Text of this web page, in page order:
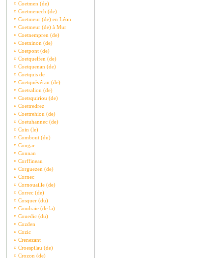
¤ Coetmen (de)
¤ Coetmenech (de)
¤ Coetmeur (de) en Léon
¤ Coetmeur (de) à Mur
¤ Coetnempren (de)
¤ Coetninon (de)
¤ Coetpont (de)
¤ Coetquelfen (de)
¤ Coetquenan (de)
¤ Coetquis de
¤ Coetquévéran (de)
¤ Coetsaliou (de)
¤ Coetsquiriou (de)
¤ Coettredrez
¤ Coettrehiou (de)
¤ Coetuhannec (de)
¤ Coin (le)
¤ Combout (du)
¤ Congar
¤ Connan
¤ Corffineau
¤ Corguezen (de)
¤ Cornec
¤ Cornouaille (de)
¤ Correc (de)
¤ Cosquer (du)
¤ Coudraie (de la)
¤ Couedic (du)
¤ Cozden
¤ Cozic
¤ Crenezant
¤ Croespilau (de)
¤ Crozon (de)